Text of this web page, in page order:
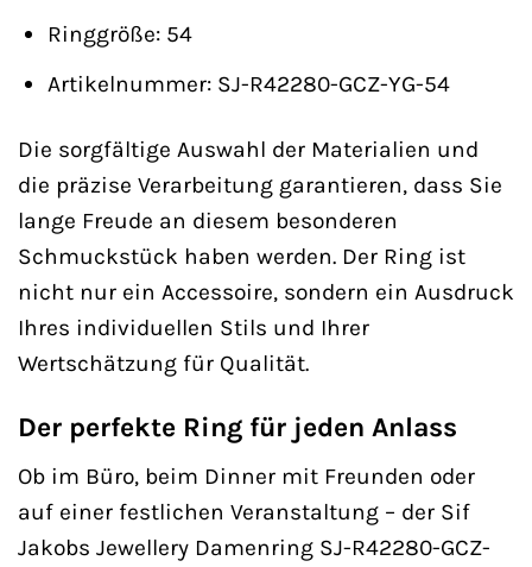
Ringgröße: 54
Artikelnummer: SJ-R42280-GCZ-YG-54
Die sorgfältige Auswahl der Materialien und
die präzise Verarbeitung garantieren, dass Sie
lange Freude an diesem besonderen
Schmuckstück haben werden. Der Ring ist
nicht nur ein Accessoire, sondern ein Ausdruck
Ihres individuellen Stils und Ihrer
Wertschätzung für Qualität.
Der perfekte Ring für jeden Anlass
Ob im Büro, beim Dinner mit Freunden oder
auf einer festlichen Veranstaltung – der Sif
Jakobs Jewellery Damenring SJ-R42280-GCZ-